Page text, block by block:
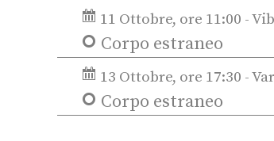
11 Ottobre, ore 11:00 -
Corpo estraneo
13 Ottobre, ore 17:30 -
Corpo estraneo